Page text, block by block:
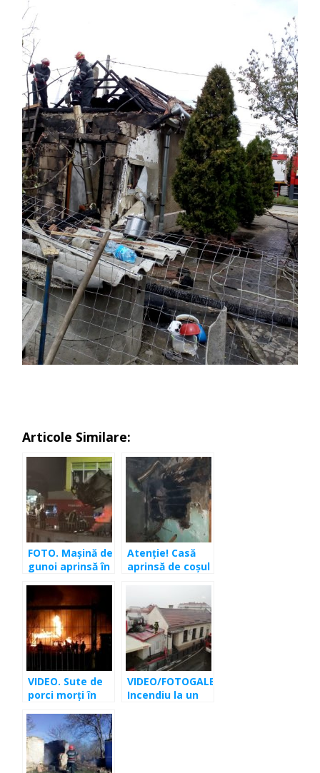
Articole Similare:
FOTO. Maşină de
gunoi aprinsă în
Atenţie! Casă
aprinsă de coşul
pompierii
VIDEO. Sute de
porci morţi în
petrecut azi, la
o fermă
VIDEO/FOTOGALERIE.
Incendiu la un